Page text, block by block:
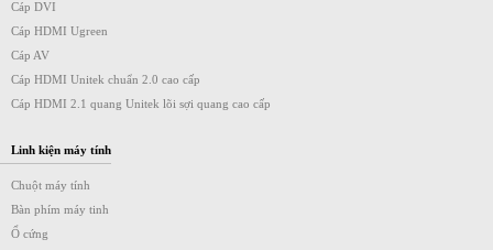
Cáp DVI
Cáp HDMI Ugreen
Cáp AV
Cáp HDMI Unitek chuẩn 2.0 cao cấp
Cáp HDMI 2.1 quang Unitek lõi sợi quang cao cấp
Linh kiện máy tính
Chuột máy tính
Bàn phím máy tinh
Ổ cứng